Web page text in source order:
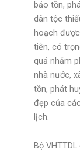
bảo tồn,
dân tộc
hoạch
tiễn, có
quả nhằm
nhà nước,
tồn, phát
đẹp của
lịch.
Bộ